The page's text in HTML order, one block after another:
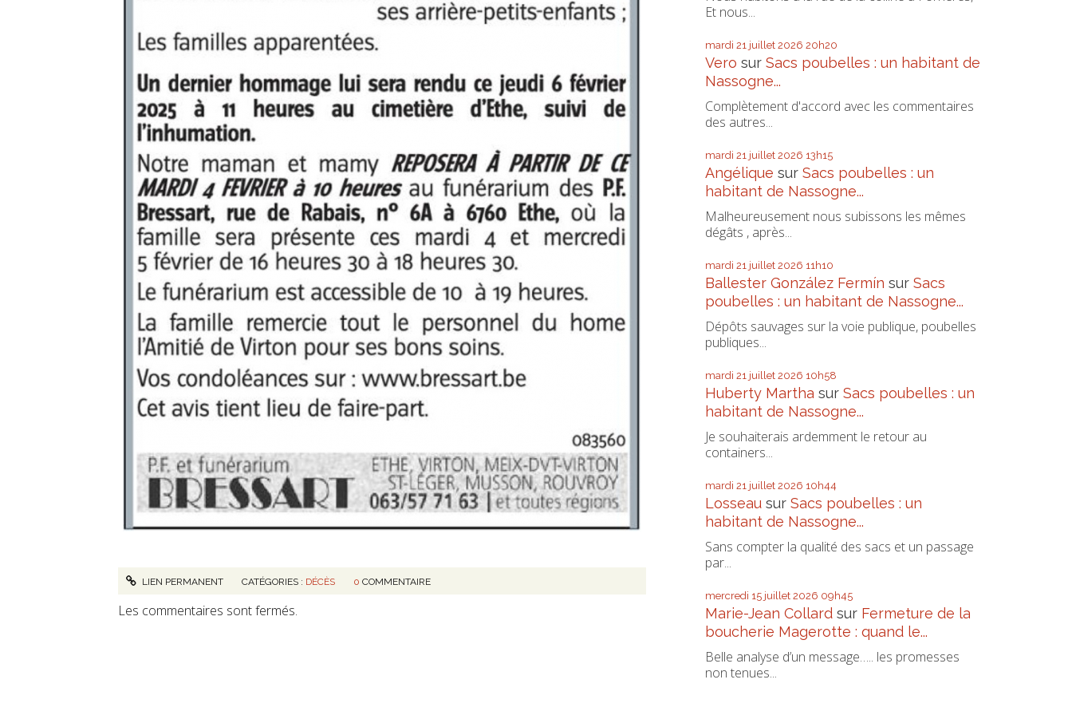
LIEN PERMANENT CATÉGORIES : DÉCÈS 0 COMMENTAIRE
Les commentaires sont fermés.
Et nous...
mardi 21 juillet 2026 20h20
Vero surSacs poubelles : un habitant de
Nassogne...
Complètement d'accord avec les commentaires
des autres...
mardi 21 juillet 2026 13h15
Angélique surSacs poubelles : un
habitant de Nassogne...
Malheureusement nous subissons les mêmes
dégâts , après...
mardi 21 juillet 2026 11h10
Ballester González Fermín surSacs
poubelles : un habitant de Nassogne...
Dépôts sauvages sur la voie publique, poubelles
publiques...
mardi 21 juillet 2026 10h58
Huberty Martha surSacs poubelles : un
habitant de Nassogne...
Je souhaiterais ardemment le retour au
containers...
mardi 21 juillet 2026 10h44
Losseau surSacs poubelles : un
habitant de Nassogne...
Sans compter la qualité des sacs et un passage
par...
mercredi 15 juillet 2026 09h45
Marie-Jean Collard sur Fermeture de la
boucherie Magerotte : quand le...
Belle analyse d’un message….. les promesses
non tenues...